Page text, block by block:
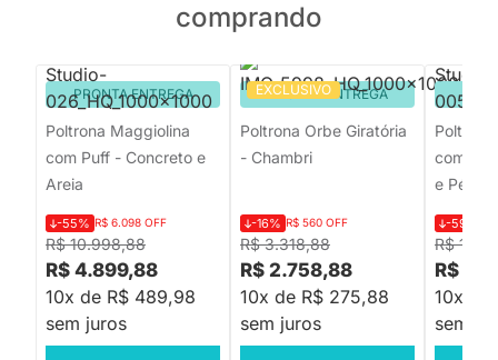
comprando
PRONTA ENTREGA
Poltrona Maggiolina
com Puff - Concreto e
Areia
R$ 10.998,88
-55% R$ 6.098 OFF
R$ 4.899,88
10x de R$ 489,98
sem juros
EXCLUSIVO
PRONTA ENTREGA
Poltrona Orbe Giratória
- Chambri
R$ 3.318,88
-16% R$ 560 OFF
R$ 2.758,88
10x de R$ 275,88
sem juros
com
e Pérola
R$
-59%
R$
10x de
sem